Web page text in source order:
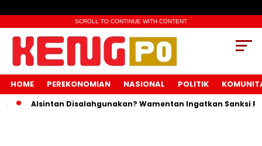
SCROLL TO CONTINUE WITH CONTENT
HOME PEREKONOMIAN NASIONAL POLITIK
Disalahgunakan? Wamentan Ingatkan Sanksi Pidana